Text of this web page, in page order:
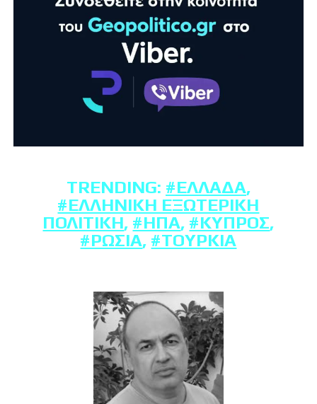
TRENDING: #ΕΛΛΆΔΑ,
#ΕΛΛΗΝΙΚΉ ΕΞΩΤΕΡΙΚΉ
ΠΟΛΙΤΙΚΉ, #ΗΠΑ, #ΚΎΠΡΟΣ,
#ΡΩΣΊΑ, #ΤΟΥΡΚΊΑ